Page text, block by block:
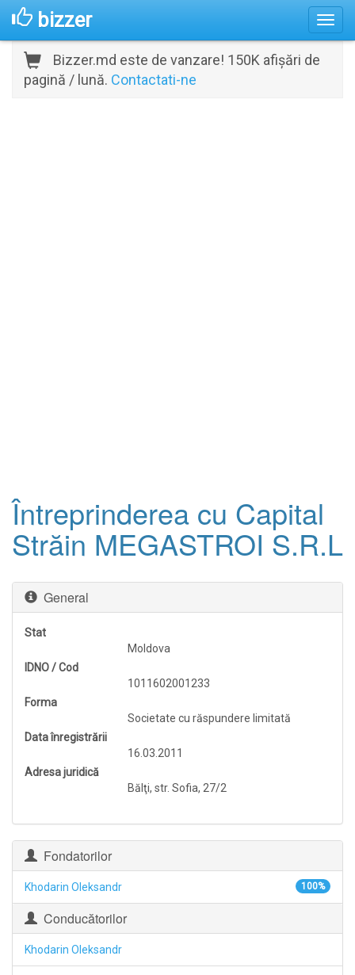
bizzer
Bizzer.md este de vanzare! 150K afișări de
pagină / lună. Contactati-ne
Întreprinderea cu Capital
Străin MEGASTROI S.R.L
General
Stat
Moldova
IDNO / Cod
1011602001233
Forma
Societate cu răspundere limitată
Data înregistrării
16.03.2011
Adresa juridică
Bălţi, str. Sofia, 27/2
Fondatorilor
Khodarin Oleksandr 100%
Conducătorilor
Khodarin Oleksandr